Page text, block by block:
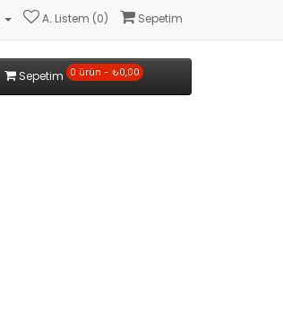
A. Listem (0) Sepetim
Sepetim 0 ürün - ₺0,00